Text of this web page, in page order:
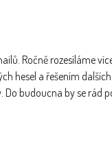
Ročně rozesíláme
hesel a řešením
budoucna by se rád